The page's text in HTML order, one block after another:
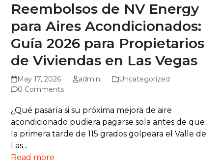
Reembolsos de NV Energy
para Aires Acondicionados:
Guía 2026 para Propietarios
de Viviendas en Las Vegas
May 17, 2026 admin
Uncategorized
0 Comments
¿Qué pasaría si su próxima mejora de aire
acondicionado pudiera pagarse sola antes de que
la primera tarde de 115 grados golpeara el Valle de
Las...
Read more